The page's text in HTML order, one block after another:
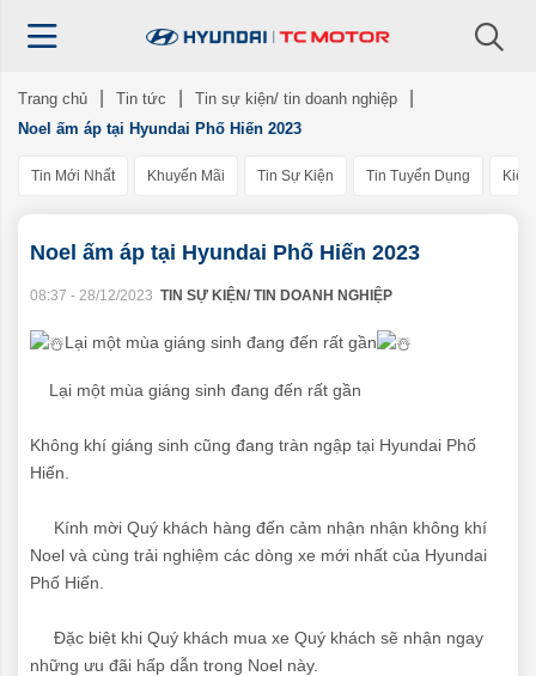
Trang chủ Tin tức
Tin sự kiện/ tin doanh nghiệp
Noel ấm áp tại Hyundai Phố Hiến 2023
Tin Mới Nhất Khuyến Mãi Tin Sự Kiện Tin Tuyển Dụng
Noel ấm áp tại Hyundai Phố Hiến 2023
08:37 - 28/12/2023 TIN SỰ KIỆN/ TIN DOANH NGHIỆP
Lại một mùa giáng sinh đang đến rất gần
Lại một mùa giáng sinh đang đến rất gần
Không khí giáng sinh cũng đang tràn ngập tại Hyundai Phố
Hiến.
Kính mời Quý khách hàng đến cảm nhận nhận không khí
Noel và cùng trải nghiệm các dòng xe mới nhất của Hyundai
Phố Hiến.
Đặc biệt khi Quý khách mua xe Quý khách sẽ nhận ngay
những ưu đãi hấp dẫn trong Noel này.